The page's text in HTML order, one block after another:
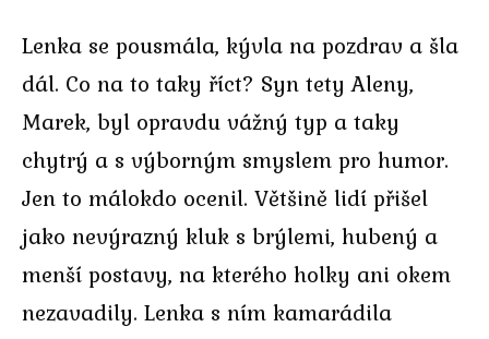
Lenka se pousmála, kývla na pozdrav a šla
dál. Co na to taky říct? Syn tety Aleny,
Marek, byl opravdu vážný typ a taky
chytrý a s výborným smyslem pro humor.
Jen to málokdo ocenil. Většině lidí přišel
jako nevýrazný kluk s brýlemi, hubený a
menší postavy, na kterého holky ani okem
nezavadily. Lenka s ním kamarádila